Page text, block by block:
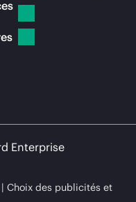
Enterprise
Choix des publicités et